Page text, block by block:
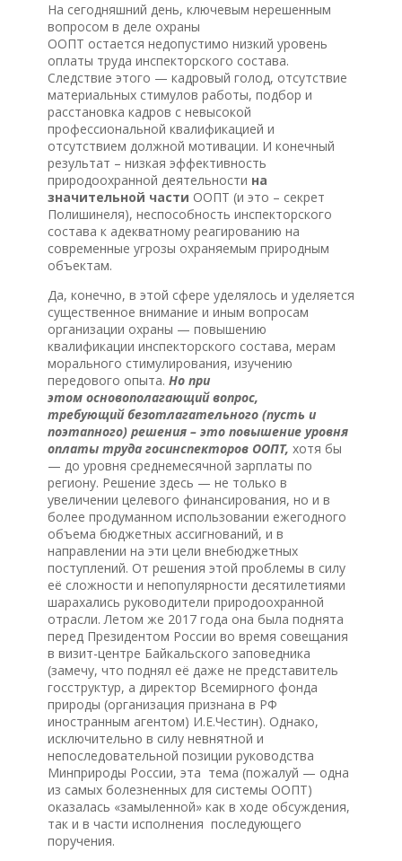
На сегодняшний день, ключевым нерешенным
вопросом в деле охраны
ООПТ остается недопустимо низкий уровень
оплаты труда инспекторского состава.
Следствие этого — кадровый голод, отсутствие
материальных стимулов работы, подбор и
расстановка кадров с невысокой
профессиональной квалификацией и
отсутствием должной мотивации. И конечный
результат – низкая эффективность
природоохранной деятельности на
значительной части ООПТ (и это – секрет
Полишинеля), неспособность инспекторского
состава к адекватному реагированию на
современные угрозы охраняемым природным
объектам.
Да, конечно, в этой сфере уделялось и уделяется
существенное внимание и иным вопросам
организации охраны — повышению
квалификации инспекторского состава, мерам
морального стимулирования, изучению
передового опыта. Но при
этом основополагающий вопрос,
требующий безотлагательного (пусть и
поэтапного) решения – это повышение уровня
оплаты труда госинспекторов ООПТ, хотя бы
— до уровня среднемесячной зарплаты по
региону. Решение здесь — не только в
увеличении целевого финансирования, но и в
более продуманном использовании ежегодного
объема бюджетных ассигнований, и в
направлении на эти цели внебюджетных
поступлений. От решения этой проблемы в силу
её сложности и непопулярности десятилетиями
шарахались руководители природоохранной
отрасли. Летом же 2017 года она была поднята
перед Президентом России во время совещания
в визит-центре Байкальского заповедника
(замечу, что поднял её даже не представитель
госструктур, а директор Всемирного фонда
природы (организация признана в РФ
иностранным агентом) И.Е.Честин). Однако,
исключительно в силу невнятной и
непоследовательной позиции руководства
Минприроды России, эта тема (пожалуй — одна
из самых болезненных для системы ООПТ)
оказалась «замыленной» как в ходе обсуждения,
так и в части исполнения последующего
поручения.